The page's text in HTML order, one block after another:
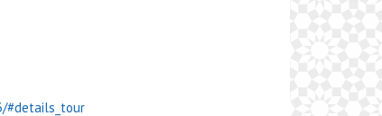
#details_tour